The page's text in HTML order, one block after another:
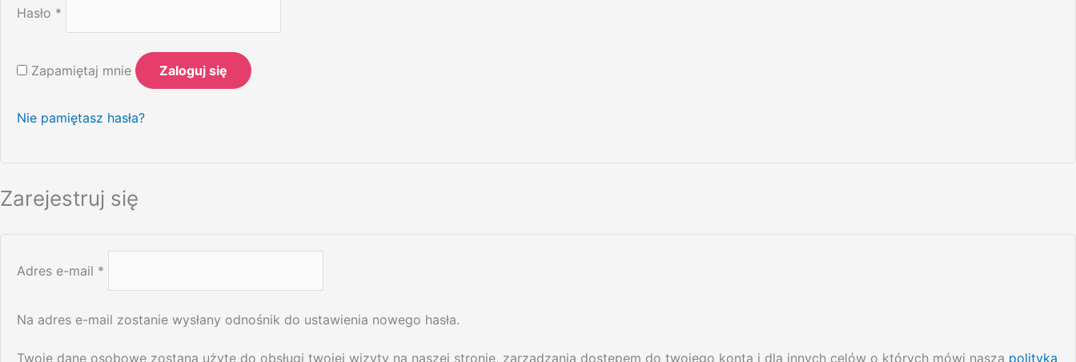
Hasło *
Zapamiętaj mnie Zaloguj się
Nie pamiętasz hasła?
Zarejestruj się
Adres e-mail *
Na adres e-mail zostanie wysłany odnośnik do ustawienia nowego hasła.
Twoje dane osobowe zostaną użyte do obsługi twojej wizyty na naszej stronie, zarządzania dostępem do twojego konta i dla innych celów o których mówi nasza polityka